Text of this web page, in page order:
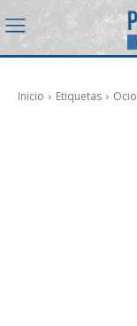
Inicio Etiquetas Ocio